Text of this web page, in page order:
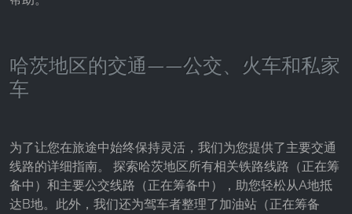
哈茨地区的交通——公交、火车和私家
车
为了让您在旅途中始终保持灵活，我们为您提供了主要交通
线路的详细指南。 探索哈茨地区所有相关铁路线路（正在筹
备中）和主要公交线路（正在筹备中），助您轻松从A地抵
达B地。此外，我们还为驾车者整理了加油站（正在筹备
Google Analytics
Provider:
Google LLC
Purpose:
收集关于网站使用的统计数据